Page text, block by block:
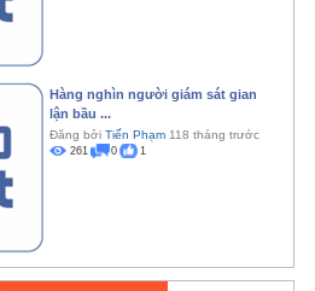
Hàng nghìn người giám sát gian
lận bầu ...
Đăng bởi Tiến Phạm 118 tháng trước
261 0 1